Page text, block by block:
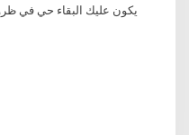
يكون عليك البقاء حي في